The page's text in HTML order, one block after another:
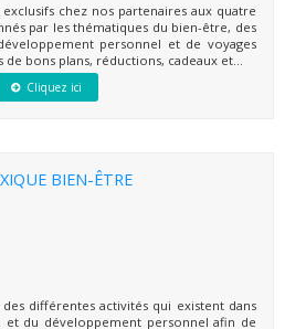
exclusifs chez nos partenaires aux quatre
par les thématiques du bien-être, des
personnel et de voyages
bons plans, réductions, cadeaux et...
Cliquez ici
BIEN-ÊTRE
différentes activités qui existent dans
du développement personnel afin de